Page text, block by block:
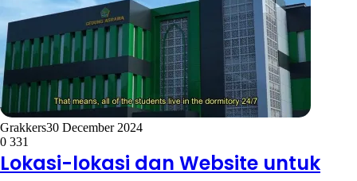
Grakkers30 December 2024
0 331
Lokasi-lokasi dan Website untuk